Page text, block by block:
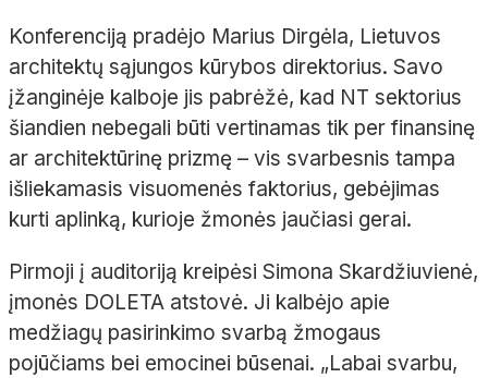
Konferenciją pradėjo Marius Dirgėla, Lietuvos
architektų sąjungos kūrybos direktorius. Savo
įžanginėje kalboje jis pabrėžė, kad NT sektorius
šiandien nebegali būti vertinamas tik per finansinę
ar architektūrinę prizmę – vis svarbesnis tampa
išliekamasis visuomenės faktorius, gebėjimas
kurti aplinką, kurioje žmonės jaučiasi gerai.
Pirmoji į auditoriją kreipėsi Simona Skardžiuvienė,
įmonės DOLETA atstovė. Ji kalbėjo apie
medžiagų pasirinkimo svarbą žmogaus
pojūčiams bei emocinei būsenai. „Labai svarbu,